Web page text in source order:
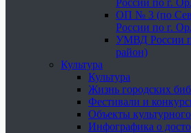
России по г.
ОП № 3 (по
России по г.
УМВД России
район)
Культура
Культура
Жизнь городских
Фестивали и
Объекты
Инфографика о